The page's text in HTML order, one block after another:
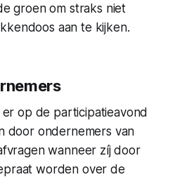
groen om straks niet
aan te kijken.
op de participatieavond
door ondernemers van
wanneer zíj door
worden over de